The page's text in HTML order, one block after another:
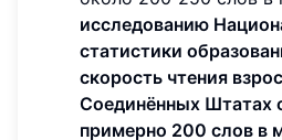
исследованию
статистики
скорость чтения
Соединённых Штатах
примерно 200 слов в